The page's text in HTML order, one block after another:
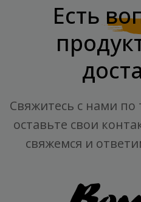
Есть
Свяжитесь с нами по
оставьте свои
свяжемся и